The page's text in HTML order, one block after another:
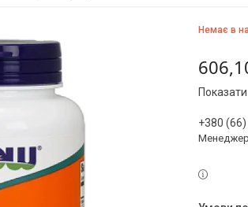
Немає в
Показати
+380
Менеджер